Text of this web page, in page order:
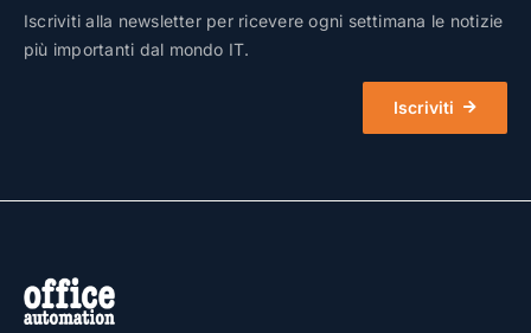
Iscriviti alla newsletter per ricevere ogni settimana le notizie
più importanti dal mondo IT.
Iscriviti